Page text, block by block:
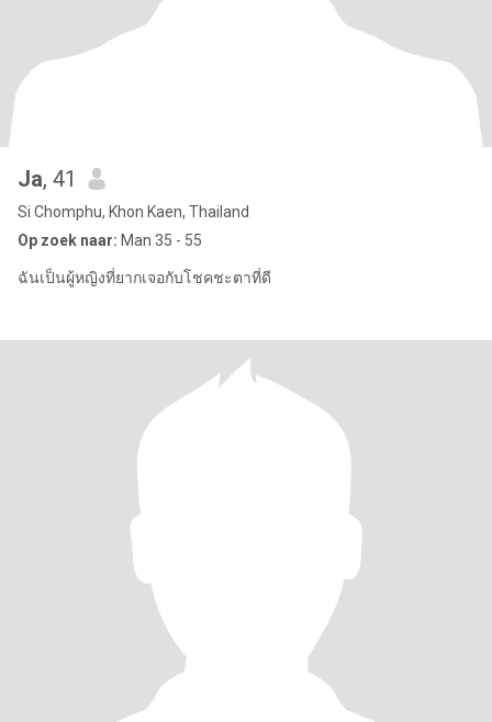
Ja, 41
Si Chomphu, Khon Kaen, Thailand
Op zoek naar: Man 35 - 55
ฉันเป็นผู้หญิงที่ยากเจอกับโชคชะตาที่ดี